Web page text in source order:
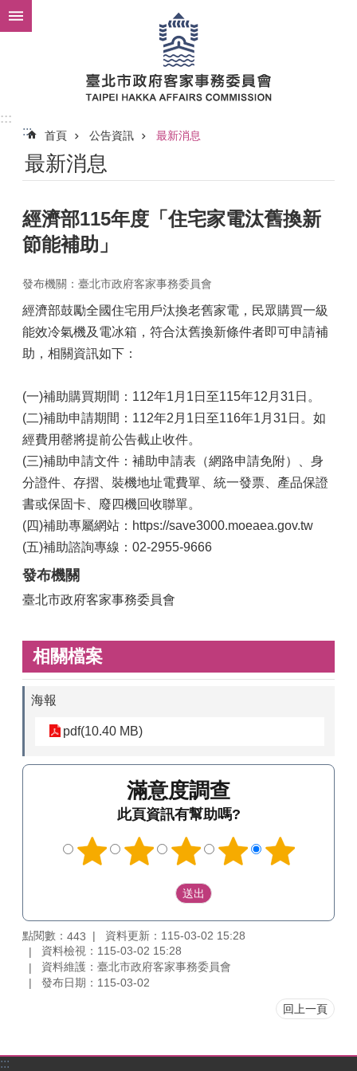
跳到主要內容區塊
:::
:::
首頁 公告資訊 最新消息
最新消息
經濟部115年度「住宅家電汰舊換新
節能補助」
發布機關：臺北市政府客家事務委員會
經濟部鼓勵全國住宅用戶汰換老舊家電，民眾購買一級
能效冷氣機及電冰箱，符合汰舊換新條件者即可申請補
助，相關資訊如下：
(一)補助購買期間：112年1月1日至115年12月31日。
(二)補助申請期間：112年2月1日至116年1月31日。如
經費用罄將提前公告截止收件。
(三)補助申請文件：補助申請表（網路申請免附）、身
分證件、存摺、裝機地址電費單、統一發票、產品保證
書或保固卡、廢四機回收聯單。
(四)補助專屬網站：https://save3000.moeaea.gov.tw
(五)補助諮詢專線：02-2955-9666
發布機關
臺北市政府客家事務委員會
相關檔案
海報
pdf(10.40 MB)
滿意度調查
此頁資訊有幫助嗎?
點閱數： 443
資料更新：115-03-02 15:28
資料檢視：115-03-02 15:28
資料維護：臺北市政府客家事務委員會
發布日期：115-03-02
回上一頁
:::